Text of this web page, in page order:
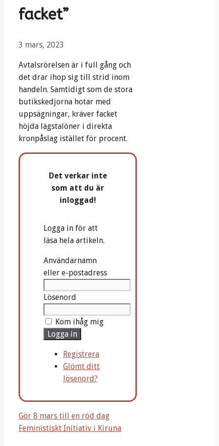
facket”
3 mars, 2023
Avtalsrörelsen är i full gång och
det drar ihop sig till strid inom
handeln. Samtidigt som de stora
butikskedjorna hotar med
uppsägningar, kräver facket
höjda lägstalöner i direkta
kronpåslag istället för procent.
Det verkar inte
som att du är
inloggad!
Logga in för att
läsa hela artikeln.
Användarnamn
eller e-postadress
Lösenord
Kom ihåg mig
Logga in
Registrera
Glömt ditt
lösenord?
Gör 8 mars till en röd dag
Feministiskt Initiativ i Kiruna